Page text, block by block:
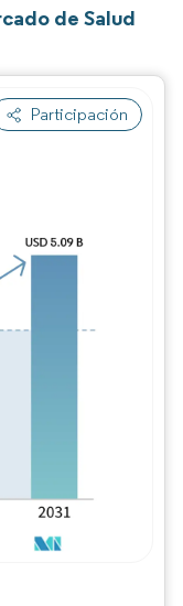
de Salud
Participación